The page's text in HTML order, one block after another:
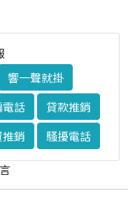
響一聲就掛
話
貸款推銷
銷
騷擾電話